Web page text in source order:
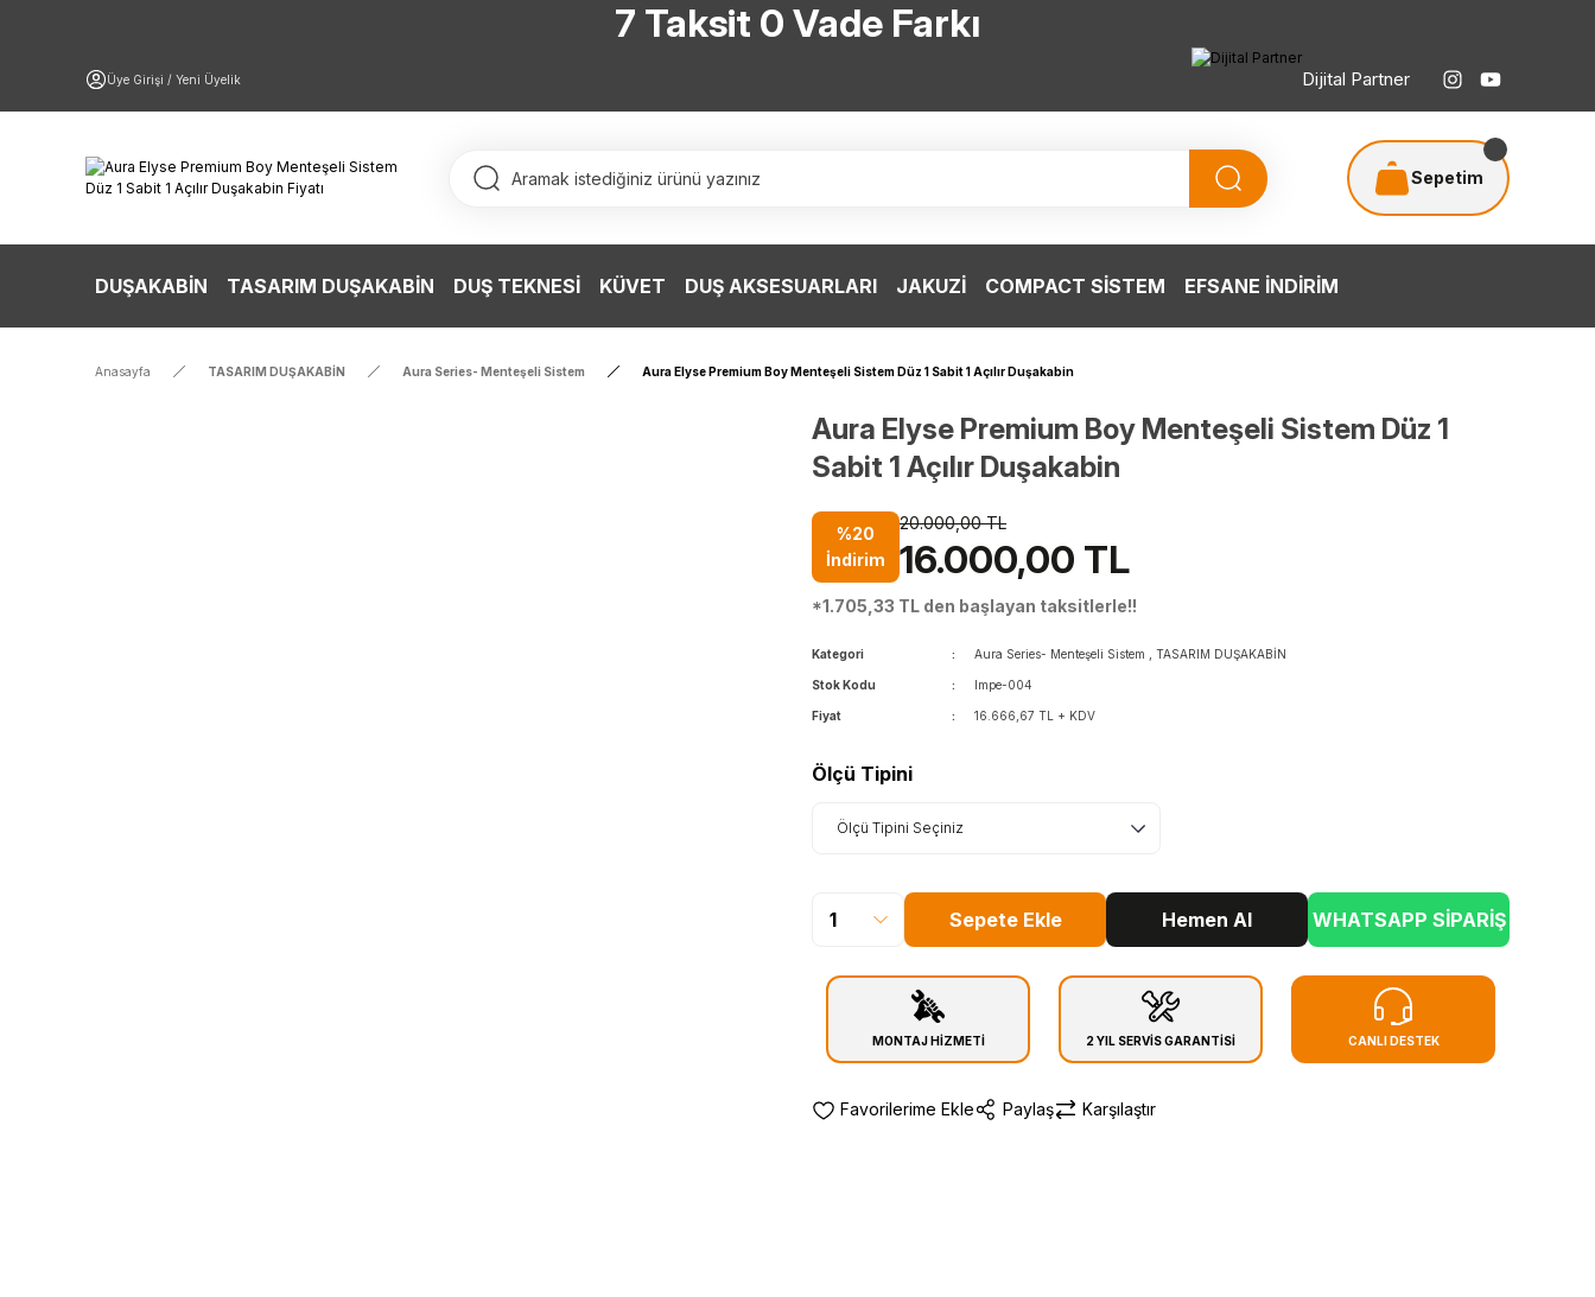
7 Taksit 0 Vade Farkı
Üye Girişi / Yeni Üyelik
TÜRKİYE’NİN HERYERİNE ÜCRETSİZ KARGO
Dijital Partner
Sepetim
DUŞAKABİN TASARIM DUŞAKABİN DUŞ TEKNESİ KÜVET DUŞ AKSESUARLARI JAKUZİ COMPACT SİSTEM EFSANE İNDİRİM
Anasayfa TASARIM DUŞAKABİN Aura Series- Menteşeli Sistem Aura Elyse Premium Boy Menteşeli Sistem Düz 1 Sabit 1 Açılır Duşakabin
Aura Elyse Premium Boy Menteşeli Sistem Düz 1
Sabit 1 Açılır Duşakabin
%20
İndirim
20.000,00 TL
16.000,00 TL
*1.705,33 TL den başlayan taksitlerle!!
Kategori Aura Series- Menteşeli Sistem TASARIM DUŞAKABİN
Stok Kodu Impe-004
Fiyat 16.666,67 TL + KDV
Ölçü Tipini
Sepete Ekle Hemen Al WHATSAPP SİPARİŞ
MONTAJ HİZMETİ 2 YIL SERVİS GARANTİSİ CANLI DESTEK
Paylaş Karşılaştır